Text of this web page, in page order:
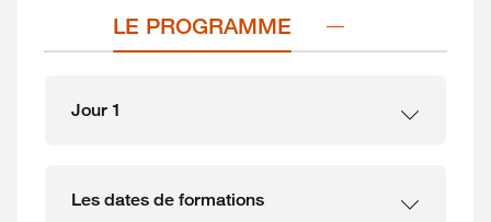
LE PROGRAMME
Jour 1
Les dates de formations